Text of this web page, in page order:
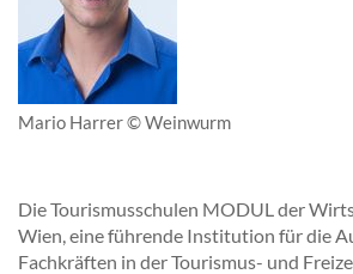
Mario Harrer © Weinwurm
Die Tourismusschulen MODUL der
Wien, eine führende Institution für die
Fachkräften in der Tourismus- und